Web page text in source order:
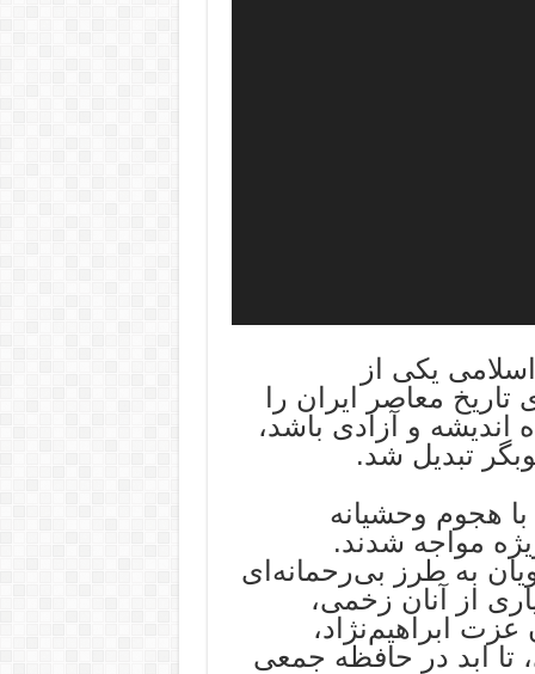
جمهوری اسلامی یکی از
معاصر ایران را
اندیشه و آزادی باشد،
تبدیل شد.
هجوم وحشیانه
مواجه شدند.
به طرز بی‌رحمانه‌ای
از آنان زخمی،
ابراهیم‌نژاد،
تا ابد در حافظه جمعی